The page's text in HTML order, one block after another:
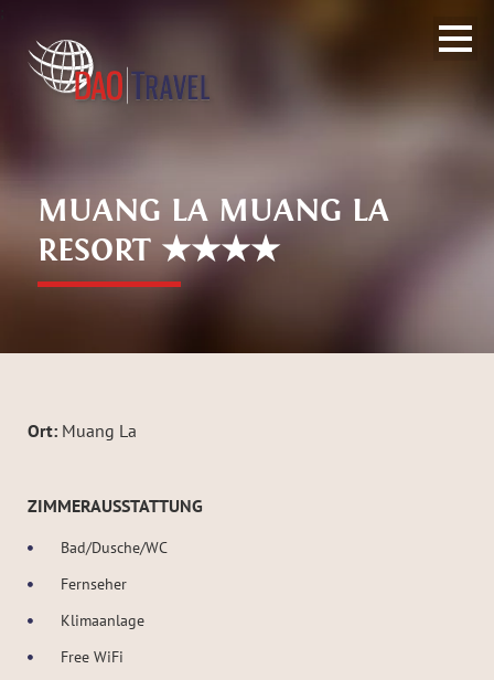
MUANG LA MUANG LA
RESORT ★★★★
Ort: Muang La
ZIMMERAUSSTATTUNG
Bad/Dusche/WC
Fernseher
Klimaanlage
Free WiFi